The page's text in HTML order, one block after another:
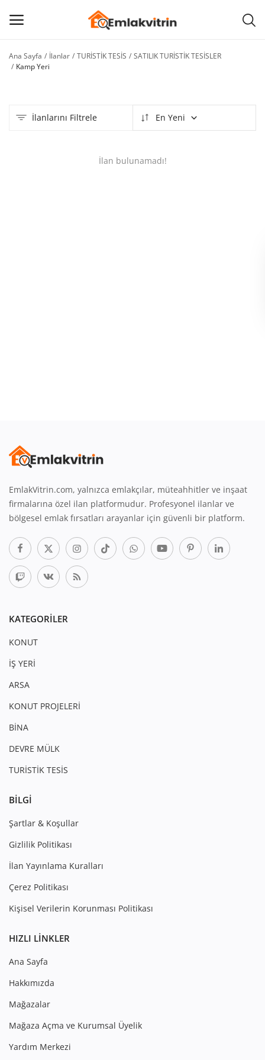
İlan
Ana menü
Ana Sayfa İlanlar TURİSTİK TESİS
SATILIK TURİSTİK TESİSLER
Kamp Yeri
İlanlarını Filtrele En Yeni
İlan bulunamadı!
EmlakVitrin.com, yalnızca emlakçılar, müteahhitler ve inşaat
firmalarına özel ilan platformudur. Profesyonel ilanlar ve
bölgesel emlak fırsatları arayanlar için güvenli bir platform.
KATEGORILER
KONUT
İŞ YERİ
ARSA
KONUT PROJELERİ
BİNA
DEVRE MÜLK
TURİSTİK TESİS
BILGI
Şartlar & Koşullar
Gizlilik Politikası
İlan Yayınlama Kuralları
Çerez Politikası
Kişisel Verilerin Korunması Politikası
HIZLI LINKLER
Ana Sayfa
Hakkımızda
Mağazalar
Mağaza Açma ve Kurumsal Üyelik
Yardım Merkezi